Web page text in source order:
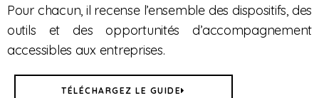
Pour chacun, il recense l’ensemble des dispositifs, des
outils et des opportunités d’accompagnement
accessibles aux entreprises.
TÉLÉCHARGEZ LE GUIDE